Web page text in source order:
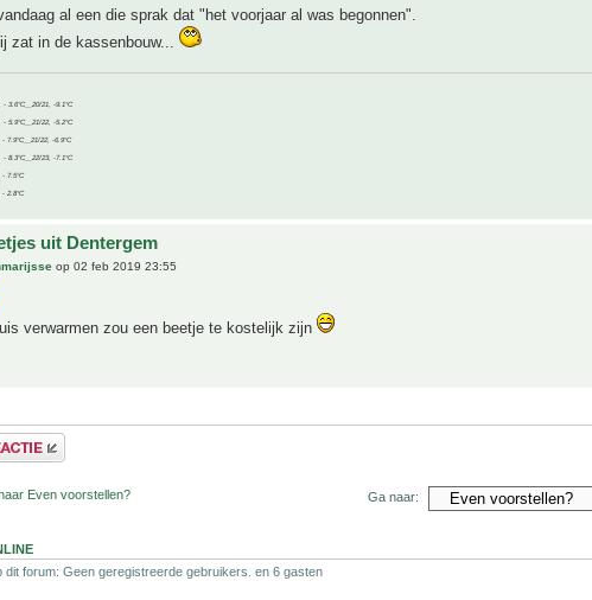
al een die sprak dat "het voorjaar al was begonnen".
zat in de kassenbouw...
- 3.6°C__20/21, -9.1°C
- 5.9°C__21/22, -5.2°C
7.9°C__21/22, -6.9°C
- 8.3°C__22/23, -7.1°C
- 7.5°C
- 2.8°C
uit Dentergem
op 02 feb 2019 23:55
verwarmen zou een beetje te kostelijk zijn
Even voorstellen? Ga naar:
dit forum: Geen geregistreerde gebruikers. en 6 gasten